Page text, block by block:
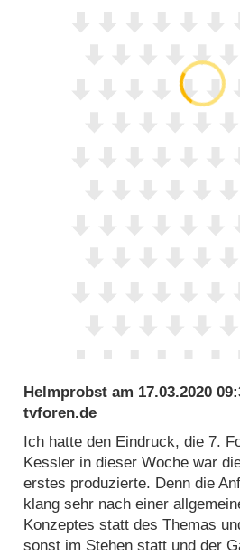
Helmprobst am 17.03.2020
tvforen.de
Ich hatte den Eindruck, die 7.
Kessler in dieser Woche war
erstes produzierte. Denn die
klang sehr nach einer
Konzeptes statt des Themas
sonst im Stehen statt und der